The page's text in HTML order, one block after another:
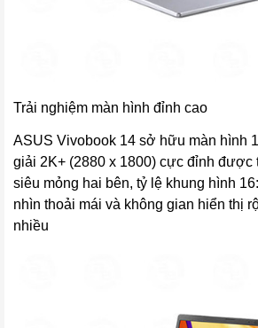
Trải nghiệm màn hình đỉnh cao
ASUS Vivobook 14 sở hữu màn hình
giải 2K+ (2880 x 1800) cực đỉnh được
siêu mỏng hai bên, tỷ lệ khung hình
nhìn thoải mái và không gian hiển thị
nhiều